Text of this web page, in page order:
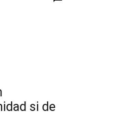
si de